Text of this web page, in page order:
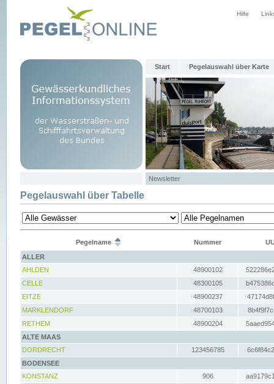
Hilfe
Start Pegelauswahl über Karte
Newsletter
Pegelauswahl über Tabelle
Pegelname Nummer
ALLER
AHLDEN
48900102
CELLE
48300105
EITZE
48900237
MARKLENDORF
48700103
RETHEM
48900204
ALTE MAAS
DORDRECHT
123456785
BODENSEE
KONSTANZ
906